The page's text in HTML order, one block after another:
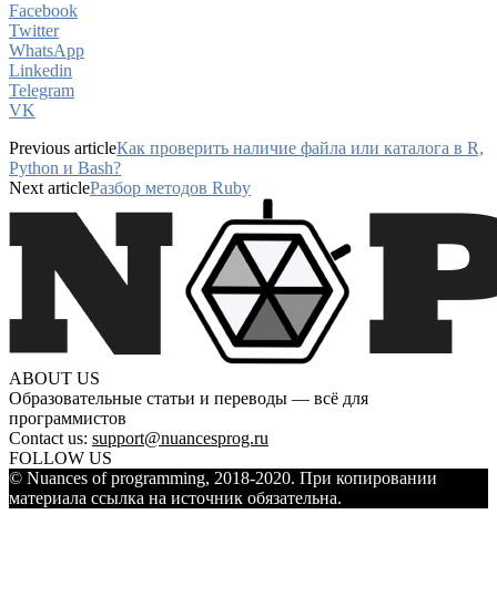
Facebook
Twitter
WhatsApp
Linkedin
Telegram
VK
Previous articleКак проверить наличие файла или каталога в R,
Python и Bash?
Next articleРазбор методов Ruby
ABOUT US
Образовательные статьи и переводы — всё для
программистов
Contact us: support@nuancesprog.ru
FOLLOW US
© Nuances of programming, 2018-2020. При копировании
материала ссылка на источник обязательна.